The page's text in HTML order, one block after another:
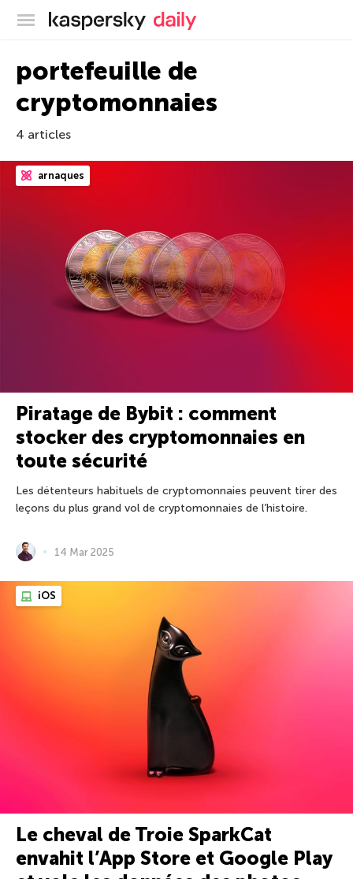
Blog officiel de Kaspersky
portefeuille de
cryptomonnaies
4 articles
arnaques
Piratage de Bybit : comment
stocker des cryptomonnaies en
toute sécurité
Les détenteurs habituels de cryptomonnaies peuvent tirer des
leçons du plus grand vol de cryptomonnaies de l’histoire.
14 Mar 2025
iOS
Le cheval de Troie SparkCat
envahit l’App Store et Google Play